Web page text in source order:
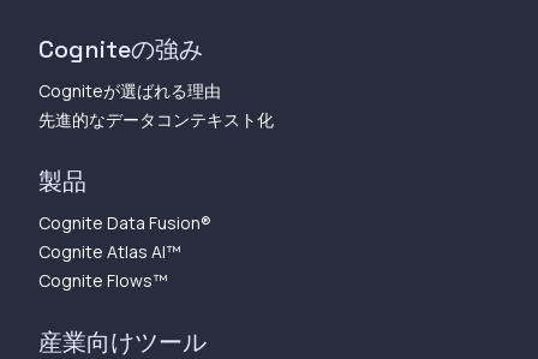
Cogniteの強み
Cogniteが選ばれる理由
先進的なデータコンテキスト化
製品
Cognite Data Fusion®
Cognite Atlas AI™︎
Cognite Flows™︎
産業向けツール